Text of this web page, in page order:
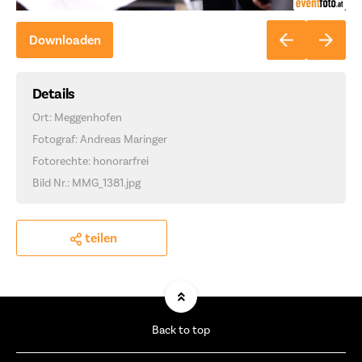
Downloaden
Details
Ort: Meggenhofen
Fotograf: Andreas Maringer
Fotorechte: honorarfrei
Bild Nr.: MMG_1381.jpg
teilen
Back to top